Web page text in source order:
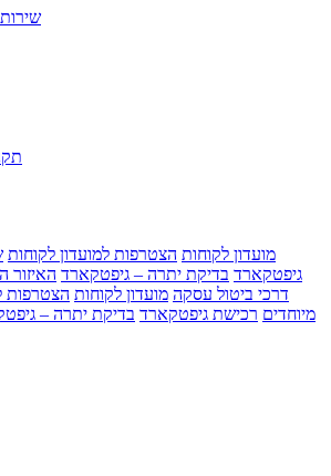
מועדון לקוחות הצטרפות למועדון לקוחות
גיפטקארד בדיקת יתרה – גיפטקארד האיזור
דרכי ביטול עסקה מועדון לקוחות הצטרפות
מיוחדים רכישת גיפטקארד בדיקת יתרה –